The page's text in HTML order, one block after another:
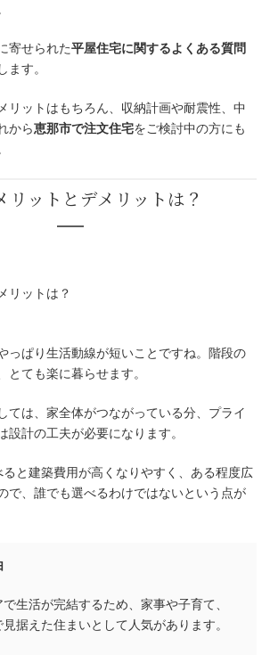
寄せられた平屋住宅に関するよくある質問
ます。
リットはもちろん、収納計画や耐震性、中
から恵那市で注文住宅をご検討中の方にも
メリットとデメリットは
リットは？
っぱり生活動線が短いことですね。階段の
とても楽に暮らせます。
ては、家全体がつながっている分、プライ
設計の工夫が必要になります。
ると建築費用が高くなりやすく、ある程度広
で、誰でも選べるわけではないという点が
生活が完結するため、家事や子育て、
据えた住まいとして人気があります。